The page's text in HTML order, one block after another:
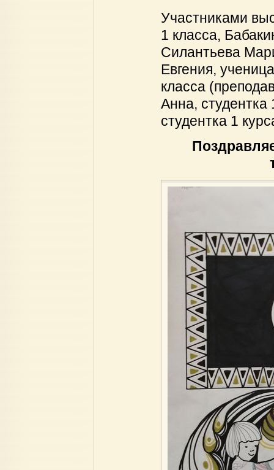
Участниками
1 класса,
Силантьева
Евгения,
класса
Анна, студентка
студентка 1